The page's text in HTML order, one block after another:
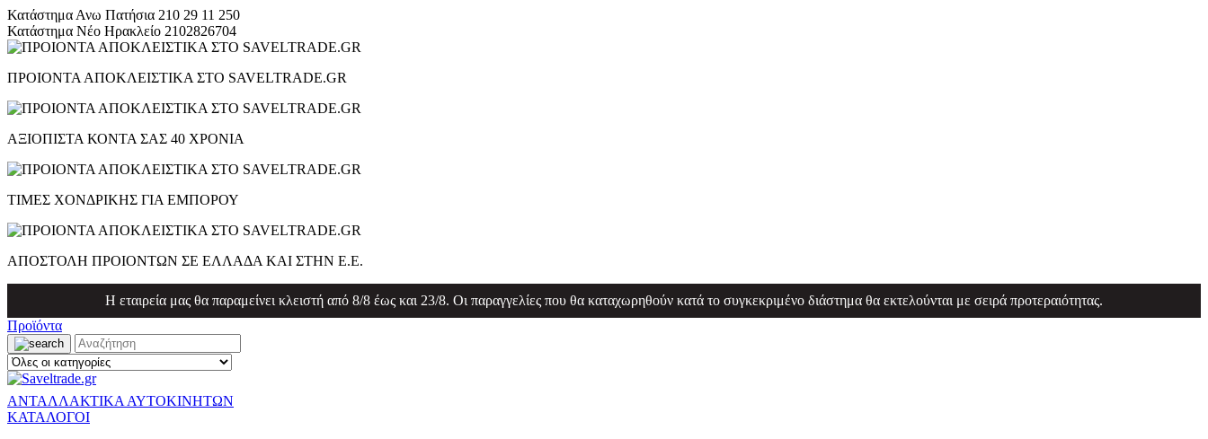
Κατάστημα Ανω Πατήσια 210 29 11 250
Κατάστημα Νέο Ηρακλείο 2102826704
ΠΡΟΙΟΝΤΑ ΑΠΟΚΛΕΙΣΤΙΚΑ ΣΤΟ SAVELTRADE.GR
ΑΞΙΟΠΙΣΤΑ ΚΟΝΤΑ ΣΑΣ 40 ΧΡΟΝΙΑ
ΤΙΜΕΣ ΧΟΝΔΡΙΚΗΣ ΓΙΑ ΕΜΠΟΡΟΥ
ΑΠΟΣΤΟΛΗ ΠΡΟΙΟΝΤΩΝ ΣΕ ΕΛΛΑΔΑ ΚΑΙ ΣΤΗΝ Ε.Ε.
Η εταιρεία μας θα παραμείνει κλειστή από 8/8 έως και 23/8. Οι παραγγελίες που θα καταχωρηθούν κατά το συγκεκριμένο διάστημα θα εκτελούνται με σειρά προτεραιότητας.
Προϊόντα
ΑΝΤΑΛΛΑΚΤΙΚΑ ΑΥΤΟΚΙΝΗΤΩΝ
ΚΑΤΑΛΟΓΟΙ